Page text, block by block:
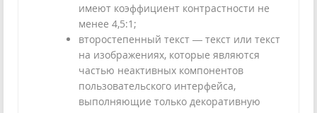
имеют коэффициент контрастности не
менее 4,5:1;
второстепенный текст — текст или текст
на изображениях, которые являются
частью неактивных компонентов
пользовательского интерфейса,
выполняющие только декоративную